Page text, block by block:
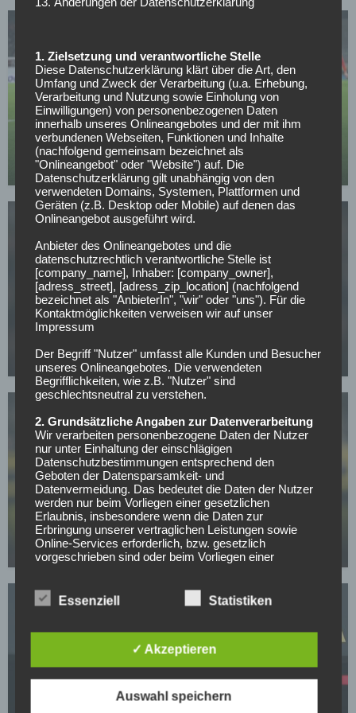
BORUSSIA DORTMUND
Verkündung noch heute: BVB-Transfer kurz vor
Abschluss
12.05.2026
FC BAYERN MÜNCHEN
CL-Sieg und dann weg? PSG-Star im Visier von
europäischen Topklubs
08.05.2026
BUNDESLIGA
Mit nur 30 Jahren: BVB-Abwehrspieler Niklas Süle
beendet im Sommer seine Laufbahn
07.05.2026
BORUSSIA DORTMUND
BVB-Knaller: Erster Sommertransfer soll bereits
1. Zielsetzung und verantwortliche Stelle
Diese Datenschutzerklärung klärt über die Art, den
Umfang und Zweck der Verarbeitung (u.a. Erhebung,
Verarbeitung und Nutzung sowie Einholung von
Einwilligungen) von personenbezogenen Daten
innerhalb unseres Onlineangebotes und der mit ihm
verbundenen Webseiten, Funktionen und Inhalte
(nachfolgend gemeinsam bezeichnet als
"Onlineangebot" oder "Website") auf. Die
Datenschutzerklärung gilt unabhängig von den
verwendeten Domains, Systemen, Plattformen und
Geräten (z.B. Desktop oder Mobile) auf denen das
Onlineangebot ausgeführt wird.
Anbieter des Onlineangebotes und die
datenschutzrechtlich verantwortliche Stelle ist
[company_name], Inhaber: [company_owner],
[adress_street], [adress_zip_location] (nachfolgend
bezeichnet als "AnbieterIn", "wir" oder "uns"). Für die
Kontaktmöglichkeiten verweisen wir auf unser
Impressum
Der Begriff "Nutzer" umfasst alle Kunden und Besucher
unseres Onlineangebotes. Die verwendeten
Begrifflichkeiten, wie z.B. "Nutzer" sind
geschlechtsneutral zu verstehen.
2. Grundsätzliche Angaben zur Datenverarbeitung
Wir verarbeiten personenbezogene Daten der Nutzer
nur unter Einhaltung der einschlägigen
Datenschutzbestimmungen entsprechend den
Geboten der Datensparsamkeit- und
Datenvermeidung. Das bedeutet die Daten der Nutzer
werden nur beim Vorliegen einer gesetzlichen
Erlaubnis, insbesondere wenn die Daten zur
Erbringung unserer vertraglichen Leistungen sowie
Online-Services erforderlich, bzw. gesetzlich
vorgeschrieben sind oder beim Vorliegen einer
Wir treffen organisatorische, vertragliche und
technische Sicherheitsmaßnahmen entsprechend dem
werden und um damit die durch uns verarbeiteten
Daten gegen zufällige oder vorsätzliche
Manipulationen, Verlust, Zerstörung oder gegen den
Zugriff unberechtigter Personen zu schützen.
Essenziell Statistiken
✓ Akzeptieren
Auswahl speichern